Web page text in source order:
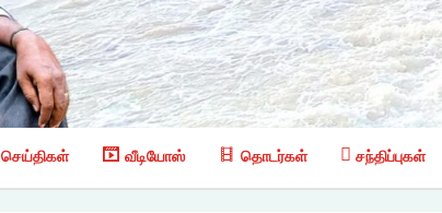
செய்திகள் வீடியோஸ் தொடர்கள் சந்திப்புகள்